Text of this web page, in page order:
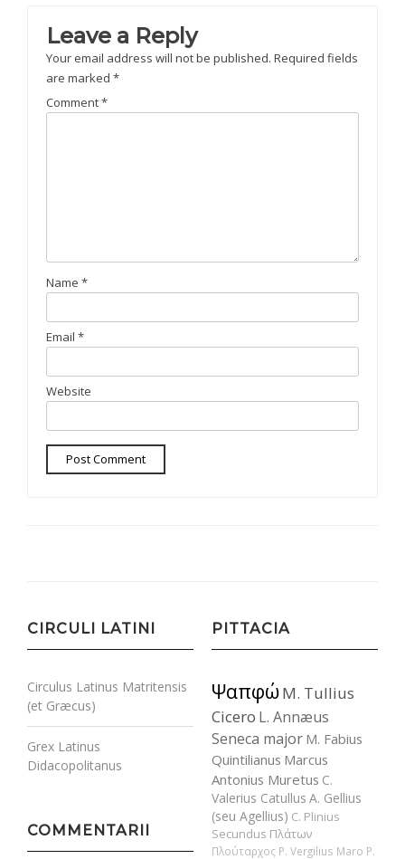
Leave a Reply
Your email address will not be published. Required fields
are marked *
Comment*
Name *
Email *
Website
CIRCULI LATINI
Circulus Latinus Matritensis
(et Græcus)
Grex Latinus
Didacopolitanus
COMMENTARII
PITTACIA
ΨαπφώM. Tullius
Cicero L. Annæus
Seneca major M. Fabius
Quintilianus Marcus
Antonius Muretus C.
Valerius Catullus A. Gellius
(seu Agellius) C. Plinius
Secundus Πλάτων
Πλούταρχος P. Vergilius Maro P.